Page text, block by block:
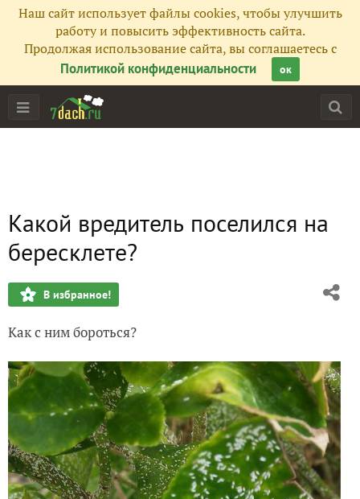
Наш сайт использует файлы cookies, чтобы улучшить
работу и повысить эффективность сайта.
Продолжая использование сайта, вы соглашаетесь с
Политикой конфиденциальности
ок
Какой вредитель поселился на
бересклете?
В избранное!
Как с ним бороться?